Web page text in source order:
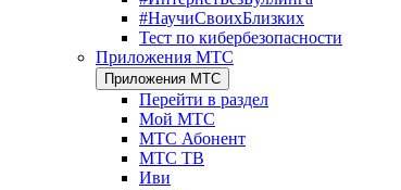
#НаучиСвоихБлизких
Тест по кибербезопасности
Приложения МТС
Приложения МТС
Перейти в раздел
Мой МТС
МТС Абонент
МТС ТВ
Иви